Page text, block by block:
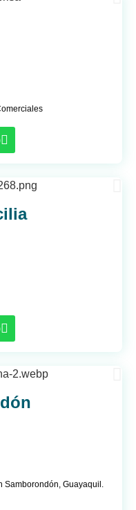
Guayaquil.